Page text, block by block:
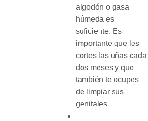
algodón o gasa
húmeda es
suficiente. Es
importante que les
cortes las uñas cada
dos meses y que
también te ocupes
de limpiar sus
genitales.